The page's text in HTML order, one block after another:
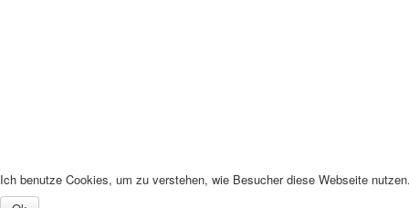
Ich benutze Cookies, um zu verstehen, wie Besucher diese Webseite